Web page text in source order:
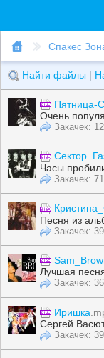
Спакес
Найти файлы |
Пятница-
Очень
Закачек:
Часы
Закачек:
Песня из
Закачек:
Лучшая
Закачек:
Иришка
Сергей
Закачек: